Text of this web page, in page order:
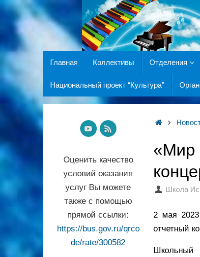
Главная Коллективы Отделения
Национальный проект “Культура”
«Мир
Школа
2 мая 2023
отчетный
Школьный
Оценить качество
условий оказания
услуг Вы можете
также с помощью
прямой ссылки:
https://bus.gov.ru/qrco
de/rate/300582